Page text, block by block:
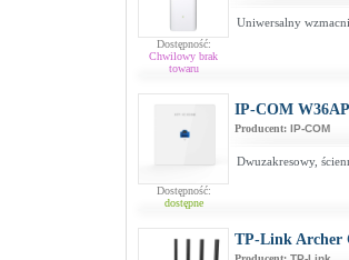
Dostępność:
Chwilowy brak
towaru
Uniwersalny
Dostępność:
dostępne
IP-COM W36AP
Producent: IP-COM
Dwuzakresowy,
TP-Link Archer